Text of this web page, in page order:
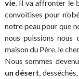
vie. Il va affronter le
convoitises pour
notre peau pour que
nous puissions
maison du Père, le
Nous sommes
un désert,